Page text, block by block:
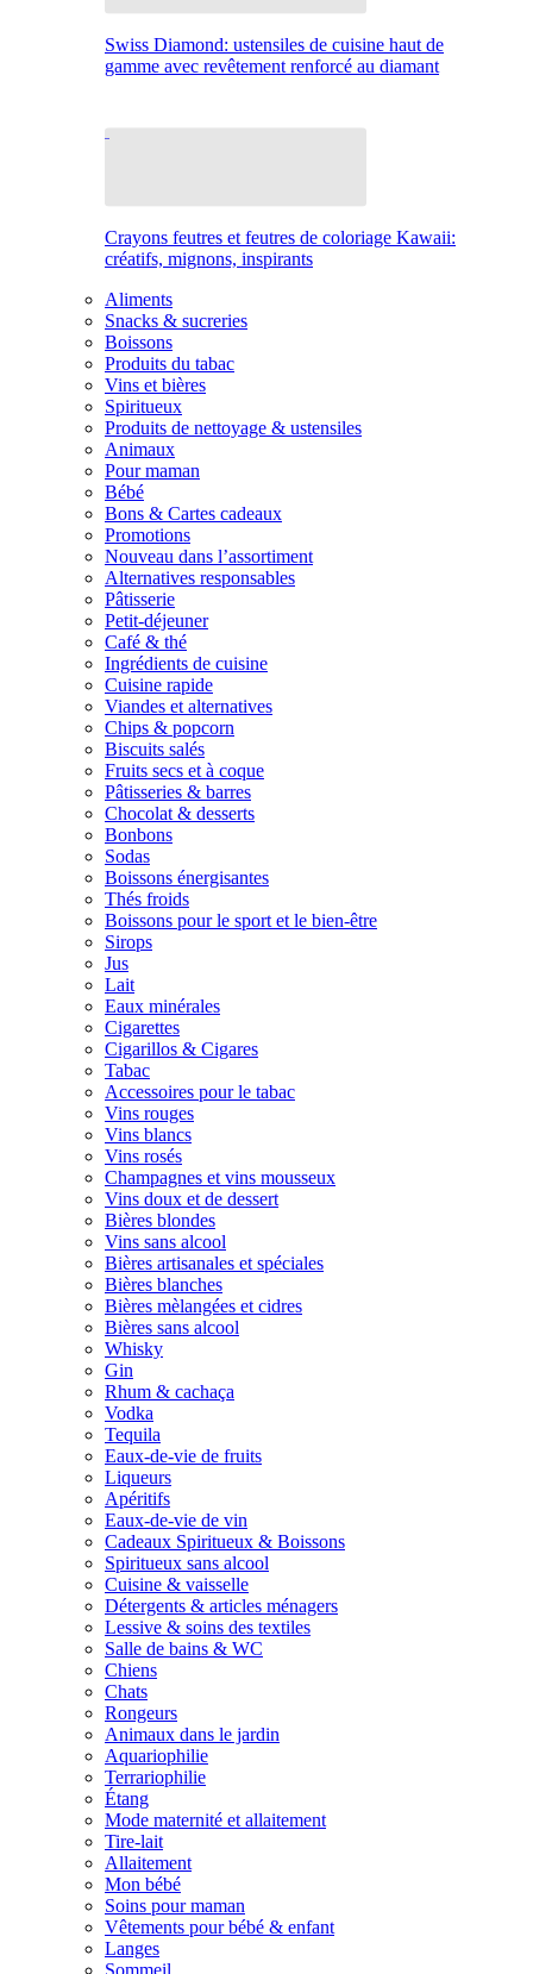
Swiss Diamond: ustensiles de cuisine haut de
gamme avec revêtement renforcé au diamant
Crayons feutres et feutres de coloriage Kawaii:
créatifs, mignons, inspirants
Aliments
Snacks & sucreries
Boissons
Produits du tabac
Vins et bières
Spiritueux
Produits de nettoyage & ustensiles
Animaux
Pour maman
Bébé
Bons & Cartes cadeaux
Promotions
Nouveau dans l’assortiment
Alternatives responsables
Pâtisserie
Petit-déjeuner
Café & thé
Ingrédients de cuisine
Cuisine rapide
Viandes et alternatives
Chips & popcorn
Biscuits salés
Fruits secs et à coque
Pâtisseries & barres
Chocolat & desserts
Bonbons
Sodas
Boissons énergisantes
Thés froids
Boissons pour le sport et le bien-être
Sirops
Jus
Lait
Eaux minérales
Cigarettes
Cigarillos & Cigares
Tabac
Accessoires pour le tabac
Vins rouges
Vins blancs
Vins rosés
Champagnes et vins mousseux
Vins doux et de dessert
Bières blondes
Vins sans alcool
Bières artisanales et spéciales
Bières blanches
Bières mèlangées et cidres
Bières sans alcool
Whisky
Gin
Rhum & cachaça
Vodka
Tequila
Eaux-de-vie de fruits
Liqueurs
Apéritifs
Eaux-de-vie de vin
Cadeaux Spiritueux & Boissons
Spiritueux sans alcool
Cuisine & vaisselle
Détergents & articles ménagers
Lessive & soins des textiles
Salle de bains & WC
Chiens
Chats
Rongeurs
Animaux dans le jardin
Aquariophilie
Terrariophilie
Étang
Mode maternité et allaitement
Tire-lait
Allaitement
Mon bébé
Soins pour maman
Vêtements pour bébé & enfant
Langes
Sommeil